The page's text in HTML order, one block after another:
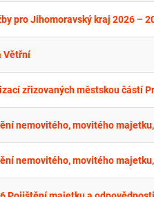
pro Jihomoravský kraj 2026 –
Větřní
zřizovaných městskou částí
nemovitého, movitého
nemovitého, movitého